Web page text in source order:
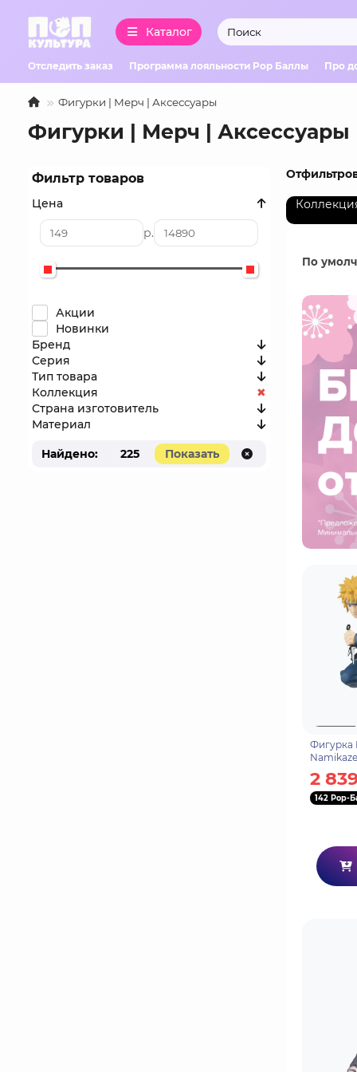
Каталог
Отследить заказ Программа лояльности Pop Баллы Про
Фигурки | Мерч | Аксессуары
Фигурки | Мерч | Аксессуары
Фильтр товаров
Цена
р.
Акции
Новинки
Бренд
Серия
Тип товара
Коллекция
Страна изготовитель
Материал
Найдено: 225 Показать
По
Фигурка
2
142 Pop-